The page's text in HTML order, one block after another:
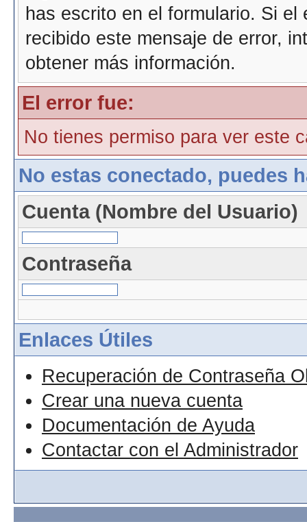
has escrito en el formulario. Si
recibido este mensaje de error,
obtener más información.
El error fue:
No tienes permiso para ver este
No estas conectado, puedes
Cuenta (Nombre del Usuario)
Contraseña
Enlaces Útiles
Recuperación de Contraseña
Crear una nueva cuenta
Documentación de Ayuda
Contactar con el Administrador